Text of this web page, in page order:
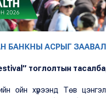
БАНКНЫ АСРЫГ
тоглолтын
ойн хүрээнд Төв